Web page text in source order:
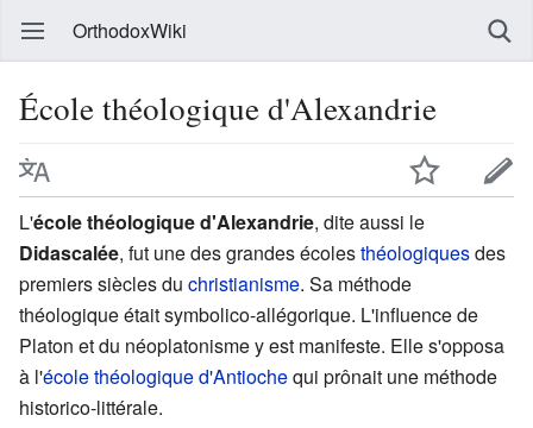
OrthodoxWiki
École théologique d'Alexandrie
L'école théologique d'Alexandrie, dite aussi le
Didascalée, fut une des grandes écolesthéologiquesdes
premiers siècles du christianisme. Sa méthode
théologique était symbolico-allégorique. L'influence de
Platon et du néoplatonisme y est manifeste. Elle s'opposa
à l'école théologique d'Antiochequi prônait une méthode
historico-littérale.